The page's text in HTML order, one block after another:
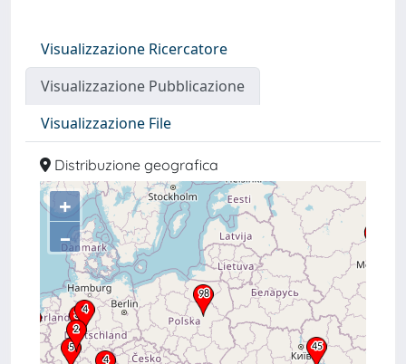
Visualizzazione Ricercatore
Visualizzazione Pubblicazione
Visualizzazione File
Distribuzione geografica
+
–